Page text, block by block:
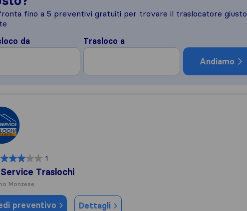
fino a 5 preventivi gratuiti per trovare il traslocatore giusto
da
Trasloco a
Andiamo
Traslochi
1
Traslochi
Monzese
preventivo Dettagli